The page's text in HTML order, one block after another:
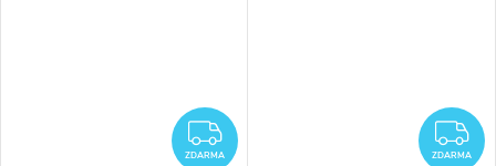
ZDARMA
ZDARMA ZDARMA